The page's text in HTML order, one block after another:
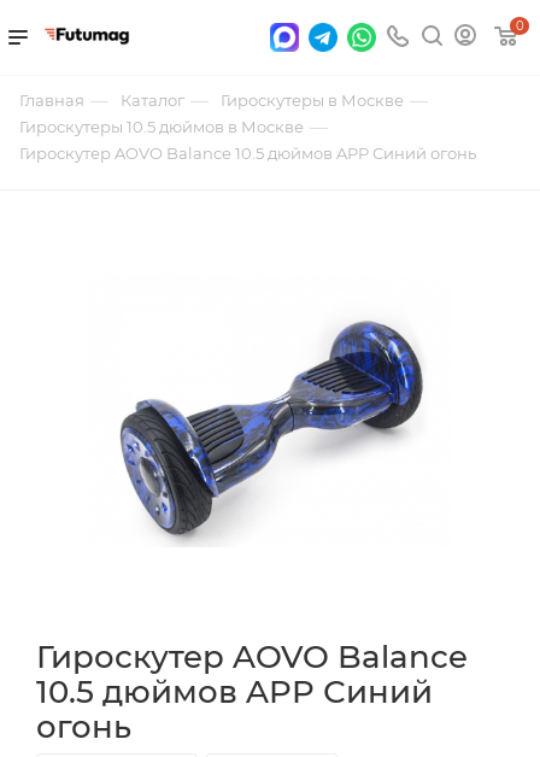
0
Главная — Каталог — Гироскутеры в Москве —
Гироскутеры 10.5 дюймов в Москве —
Гироскутер AOVO Balance 10.5 дюймов APP Синий огонь
Гироскутер AOVO Balance
10.5 дюймов APP Синий
огонь